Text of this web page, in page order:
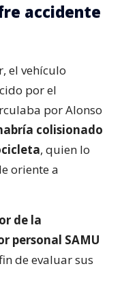
accidente
el vehículo
por el
por Alonso
colisionado
, quien lo
oriente a
de la
personal SAMU
de evaluar sus